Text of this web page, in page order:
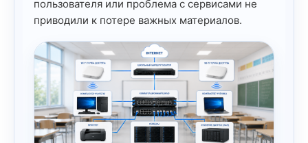
пользователя или проблема с сервисами не
приводили к потере важных материалов.